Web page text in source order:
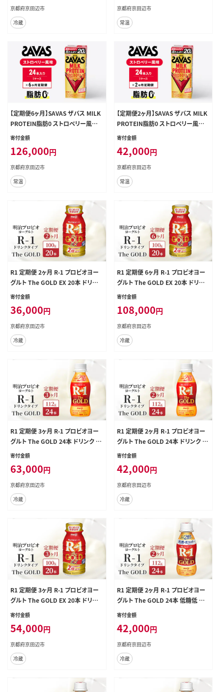
京都府京田辺市
冷蔵
京都府京田辺市
常温
【定期便6ヶ月】SAVAS ザバス MILK
PROTEIN脂肪0 ストロベリー風味 2
4本
寄付金額
126,000円
京都府京田辺市
常温
【定期便2ヶ月】SAVAS ザバス MILK
PROTEIN脂肪0 ストロベリー風味 2
4本
寄付金額
42,000円
京都府京田辺市
常温
R1 定期便 2ヶ月 R-1 プロビオヨー
グルト The GOLD EX 20本 ドリンク
タイプ 明治 飲むヨーグルト 乳酸菌
ンク ヨーグルト 飲み物 飲料 ジュー
ス 健康食品 健康 R1ドリンク 乳酸菌
飲料 冷蔵 定期 2回
寄付金額
36,000円
京都府京田辺市
冷蔵
R1 定期便 6ヶ月 R-1 プロビオヨー
グルト The GOLD EX 20本 ドリンク
タイプ 明治 飲むヨーグルト 乳酸菌
ンク ヨーグルト 飲み物 飲料 ジュー
ス 健康食品 健康 R1ドリンク 乳酸菌
飲料 冷蔵 定期 6回
寄付金額
108,000円
京都府京田辺市
冷蔵
R1 定期便 3ヶ月 R-1 プロビオヨー
グルト The GOLD 24本 ドリンク タ
イプ 明治 飲むヨーグルト 乳酸菌 ド
ク ヨーグルト 飲み物 飲料 ジュース
健康食品 健康 R1ドリンク 乳酸菌飲
料 冷蔵 京都 定期 3回
寄付金額
63,000円
京都府京田辺市
冷蔵
R1 定期便 2ヶ月 R-1 プロビオヨー
グルト The GOLD 24本 ドリンク タ
イプ 明治 飲むヨーグルト 乳酸菌 ド
ク ヨーグルト 飲み物 飲料 ジュース
健康食品 健康 R1ドリンク 乳酸菌飲
料 冷蔵 京都 定期 2回
寄付金額
42,000円
京都府京田辺市
冷蔵
R1 定期便 3ヶ月 R-1 プロビオヨー
グルト The GOLD EX 20本 ドリンク
タイプ 明治 飲むヨーグルト 乳酸菌
ドリンクヨーグルト ヨーグルトドリ
ンク ヨーグルト 飲み物 飲料 ジュー
ス 健康食品 健康 R1ドリンク 乳酸菌
飲料 冷蔵 定期 3回
寄付金額
54,000円
京都府京田辺市
冷蔵
R1 定期便 2ヶ月 R-1 プロビオヨー
グルト The GOLD 24本 低糖低 カ
ロリー ドリンク タイプ 明治 飲むヨ
ーグルト 乳酸菌 ドリンクヨーグルト
ヨーグルトドリンク ヨーグルト 飲み
物 飲料 健康食品 健康 R1ドリンク
乳酸菌飲料 冷蔵 定期 2回
寄付金額
42,000円
京都府京田辺市
冷蔵